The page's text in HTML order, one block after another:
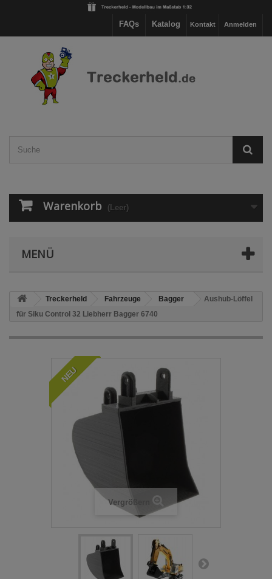
Anmelden
Kontakt
Katalog
FAQs
Warenkorb (Leer)
MENÜ
Treckerheld Fahrzeuge Bagger
Aushub-Löffel
für Siku Control 32 Liebherr Bagger 6740
NEU
Vergrößern